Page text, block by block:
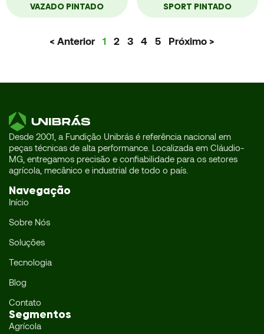
VAZADO PINTADO
SPORT PINTADO
< Anterior 1 2 3 4 5 Próximo >
Desde 2001, a Fundição Unibrás é referência nacional em
peças técnicas de alta performance. Localizada em Cláudio-
MG, entregamos precisão e confiabilidade para os setores
agrícola, mecânico e industrial de todo o país.
Navegação
Início
Sobre Nós
Soluções
Tecnologia
Blog
Contato
Segmentos
Agrícola